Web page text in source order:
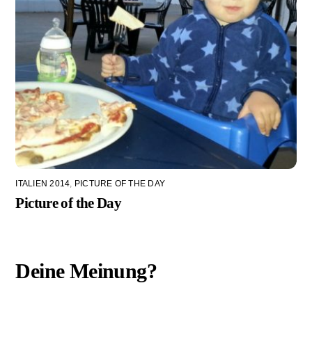
ITALIEN 2014, PICTURE OF THE DAY
Picture of the Day
Deine Meinung?